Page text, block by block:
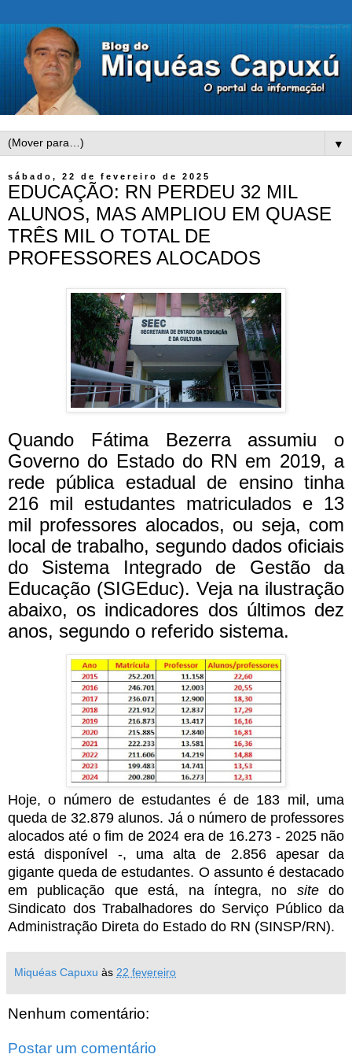
▼
sábado, 22 de fevereiro de 2025
EDUCAÇÃO: RN PERDEU 32 MIL
ALUNOS, MAS AMPLIOU EM QUASE
TRÊS MIL O TOTAL DE
PROFESSORES ALOCADOS
Quando Fátima Bezerra assumiu o
Governo do Estado do RN em 2019, a
rede pública estadual de ensino tinha
216 mil estudantes matriculados e 13
mil professores alocados, ou seja, com
local de trabalho, segundo dados oficiais
do Sistema Integrado de Gestão da
Educação (SIGEduc). Veja na ilustração
abaixo, os indicadores dos últimos dez
anos, segundo o referido sistema.
Hoje, o número de estudantes é de 183 mil, uma
queda de 32.879 alunos. Já o número de professores
alocados até o fim de 2024 era de 16.273 - 2025 não
está disponível -, uma alta de 2.856 apesar da
gigante queda de estudantes. O assunto é destacado
em publicação que está, na íntegra, no sitedo
Sindicato dos Trabalhadores do Serviço Público da
Administração Direta do Estado do RN (SINSP/RN).
Miquéas Capuxu às 22 fevereiro
Nenhum comentário:
Postar um comentário